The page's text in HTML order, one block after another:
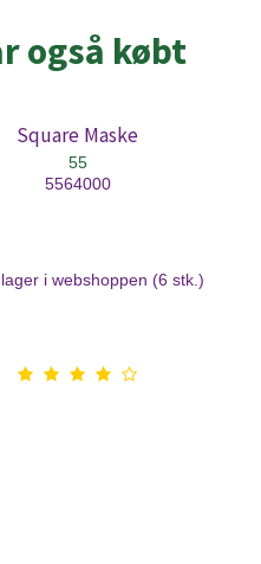
også købt
Square Maske
55
5564000
i webshoppen (6 stk.)